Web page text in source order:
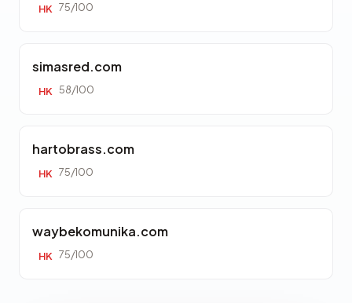
HK 75/100
simasred.com
HK 58/100
hartobrass.com
HK 75/100
waybekomunika.com
HK 75/100